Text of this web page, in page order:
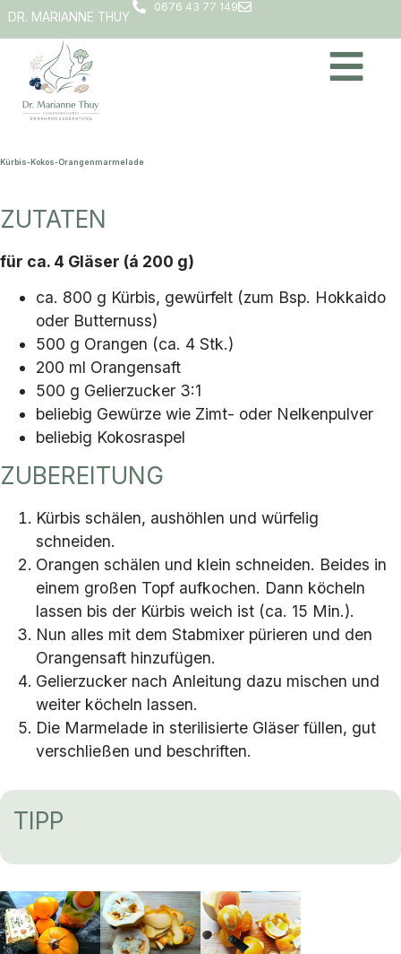
DR. MARIANNE THUY
0676 43 77 149
Kürbis-Kokos-Orangenmarmelade
ZUTATEN
für ca. 4 Gläser (á 200 g)
ca. 800 g Kürbis, gewürfelt (zum Bsp. Hokkaido
oder Butternuss)
500 g Orangen (ca. 4 Stk.)
200 ml Orangensaft
500 g Gelierzucker 3:1
beliebig Gewürze wie Zimt- oder Nelkenpulver
beliebig Kokosraspel
ZUBEREITUNG
Kürbis schälen, aushöhlen und würfelig
schneiden.
Orangen schälen und klein schneiden. Beides in
einem großen Topf aufkochen. Dann köcheln
lassen bis der Kürbis weich ist (ca. 15 Min.).
Nun alles mit dem Stabmixer pürieren und den
Orangensaft hinzufügen.
Gelierzucker nach Anleitung dazu mischen und
weiter köcheln lassen.
Die Marmelade in sterilisierte Gläser füllen, gut
verschließen und beschriften.
TIPP